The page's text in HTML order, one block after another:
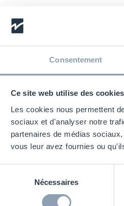
Consentement
Ce site web utilise des
Les cookies nous permettent
sociaux et d'analyser notre
partenaires de médias
vous leur avez fournies ou
Nécessaires
transform
the smooth
centres and